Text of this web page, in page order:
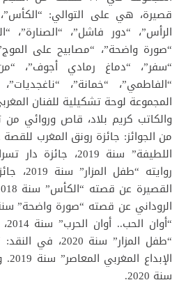
قصيرة، هي على التوالي: “الكأس”،
الرأس”، “دور فاشل”، “الصنارة”،
“صورة واضحة”، “مصابيح على
“سفر”، “دماغ رمادي أجوف”،
“الفاطمي”، “خمانة”،
المجموعة لوحة تشكيلية للفنان
والكاتب كريم بلاد، قاص وروائي من
من الجوائز: جائزة رونق المغرب
اللطيفة” سنة 2019،
روايته
“طفل المزار” سنة
سنة 2020.